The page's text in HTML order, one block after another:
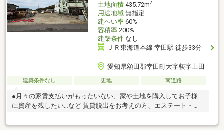
土地面積435.72m2
用途地域無指定
建ぺい率60%
容積率200%
建築条件なし
ＪＲ東海道本線 幸田駅 徒歩33分
愛知県額田郡幸田町大字荻字上田
建築条件なし 更地 南道路
●月々の家賃支払いがもったいない、家や土地を購入してお子様
に資産を残したい…など 賃貸脱出をお考えの方、エステート・ラ
ーンでいくらまで借りれるの？…など当社で、資金計画や住宅ロ